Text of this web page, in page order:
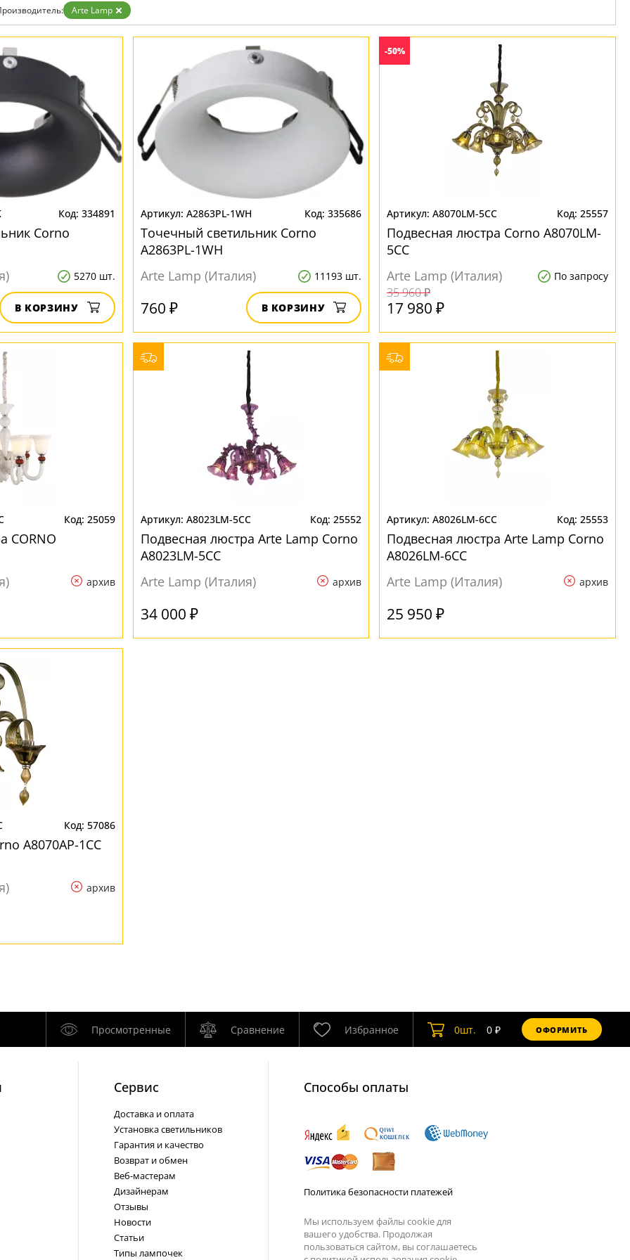
Бронза
Золото
Прозрачные
Черные
Arte Lamp
334891
Corno
5270 шт.
В КОРЗИНУ
A2863PL-1WH 335686
Точечный светильник Corno
A2863PL-1WH
Arte Lamp (Италия)
11193 шт.
760 ₽ В КОРЗИНУ
-50%
A8070LM-5CC 25557
Подвесная люстра Corno A8070LM-
5CC
Arte Lamp (Италия)
По запросу
35 960 ₽
17 980 ₽
25059
CORNO
архив
A8023LM-5CC 25552
Подвесная люстра Arte Lamp Corno
A8023LM-5CC
Arte Lamp (Италия)
архив
34 000 ₽
A8026LM-6CC 25553
Подвесная люстра Arte Lamp Corno
A8026LM-6CC
Arte Lamp (Италия)
архив
25 950 ₽
57086
A8070AP-1CC
архив
Просмотренные Сравнение Избранное 0шт. 0₽ ОФОРМИТЬ
Cервис
Доставка и оплата
Установка светильников
Гарантия и качество
Возврат и обмен
Веб-мастерам
Дизайнерам
Отзывы
Новости
Статьи
Типы лампочек
Способы оплаты
Политика безопасности платежей
Мы используем файлы cookie для
вашего удобства. Продолжая
пользоваться сайтом, вы соглашаетесь